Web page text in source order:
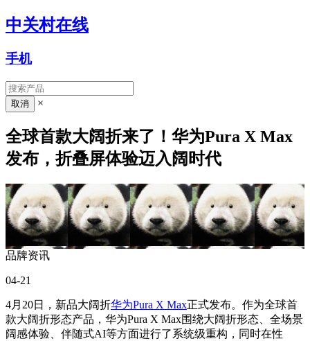
中关村在线
手机
×
全球首款大阔折来了！华为Pura X Max
发布，折叠屏体验迈入阔时代
品牌资讯
04-21
4月20日，新品大阔折华为Pura X Max正式发布。作为全球首
款大阔折形态产品，华为Pura X Max围绕大阔折形态、全场景
阔感体验、伴随式AI等方面进行了系统级重构，同时在性